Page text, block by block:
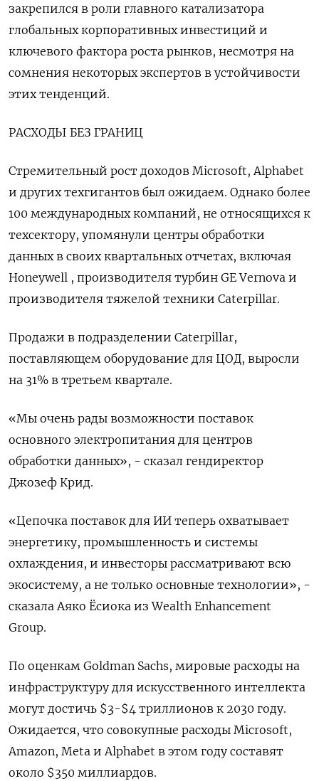
закрепился в роли главного катализатора
глобальных корпоративных инвестиций и
ключевого фактора роста рынков, несмотря на
сомнения некоторых экспертов в устойчивости
этих тенденций.
РАСХОДЫ БЕЗ ГРАНИЦ
Стремительный рост доходов Microsoft, Alphabet
и других техгигантов был ожидаем. Однако более
100 международных компаний, не относящихся к
техсектору, упомянули центры обработки
данных в своих квартальных отчетах, включая
Honeywell , производителя турбин GE Vernova и
производителя тяжелой техники Caterpillar.
Продажи в подразделении Caterpillar,
поставляющем оборудование для ЦОД, выросли
на 31% в третьем квартале.
«Мы очень рады возможности поставок
основного электропитания для центров
обработки данных», - сказал гендиректор
Джозеф Крид.
«Цепочка поставок для ИИ теперь охватывает
энергетику, промышленность и системы
охлаждения, и инвесторы рассматривают всю
экосистему, а не только основные технологии», -
сказала Аяко Ёсиока из Wealth Enhancement
Group.
По оценкам Goldman Sachs, мировые расходы на
инфраструктуру для искусственного интеллекта
могут достичь $3-$4 триллионов к 2030 году.
Ожидается, что совокупные расходы Microsoft,
Amazon, Meta и Alphabet в этом году составят
около $350 миллиардов.